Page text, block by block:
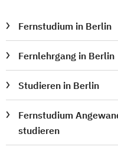
Fernstudium in Berlin
Fernlehrgang in Berlin
Studieren in Berlin
Fernstudium
studieren